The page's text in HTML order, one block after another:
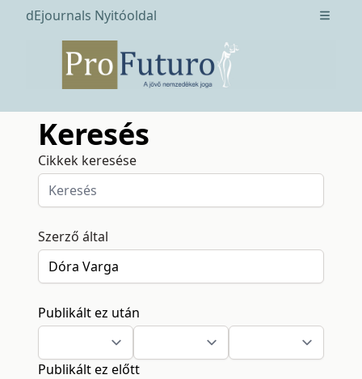
dEjournals Nyitóoldal Open
Keresés
Cikkek keresése
Szerző által
Publikált ez után
Publikált ez előtt